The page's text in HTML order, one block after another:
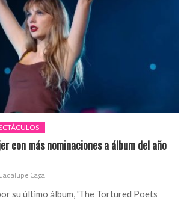
con más nominaciones a álbum del año
Cagal
su último álbum, 'The Tortured Poets